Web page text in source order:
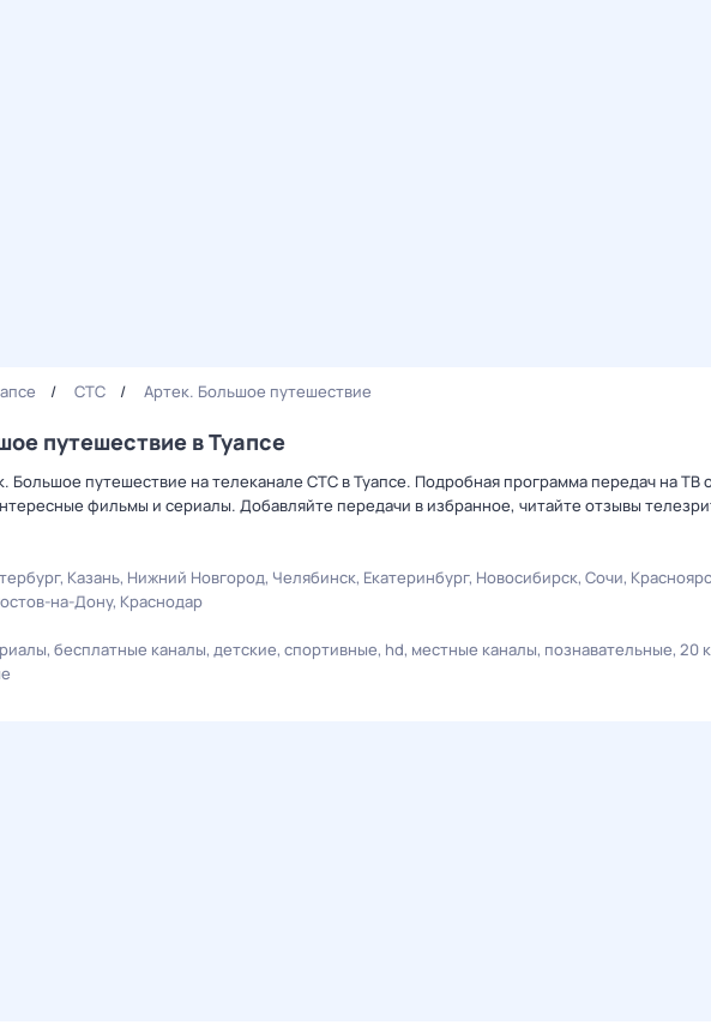
СТС Артек. Большое путешествие
путешествие в Туапсе
Большое путешествие на телеканале СТС в Туапсе. Подробная программа передач на ТВ
фильмы и сериалы. Добавляйте передачи в избранное, читайте отзывы
Казань Нижний Новгород Челябинск Екатеринбург Новосибирск Сочи
на-Дону Краснодар
бесплатные каналы детские спортивные hd местные каналы познавательные 20